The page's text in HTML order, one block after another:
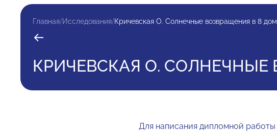
Главная/Исследования/Кричевская О. Солнечные возвращения в 8
КРИЧЕВСКАЯ О. СОЛНЕЧНЫЕ
Для написания дипломной